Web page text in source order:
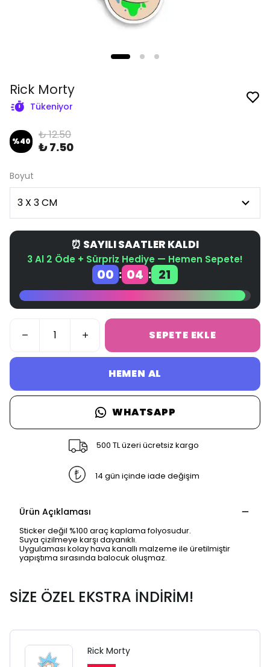
Rick Morty
Tükeniyor
%40 ₺ 12.50
₺ 7.50
Boyut
⏰ SAYILI SAATLER KALDI
3 Al 2 Öde + Sürpriz Hediye — Hemen Sepete!
00 : 04 : 20
SEPETE EKLE
HEMEN AL
WHATSAPP
500 TL üzeri ücretsiz kargo
14 gün içinde iade değişim
Ürün Açıklaması
Sticker değil %100 araç kaplama folyosudur.
Suya çizilmeye karşı dayanıklı.
Uygulaması kolay hava kanallı malzeme ile üretilmiştir
yapıştıma sırasında balocuk oluşmaz.
SİZE ÖZEL EKSTRA İNDİRİM!
Rick Morty